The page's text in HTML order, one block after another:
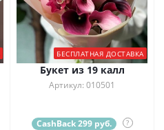
БЕСПЛАТНАЯ ДОСТАВКА
Букет из 19 калл
Артикул: 010501
CashBack 299 руб. ?